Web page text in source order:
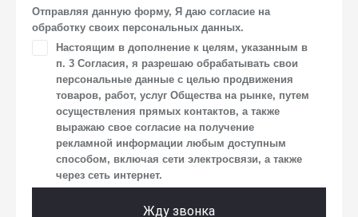
к автомобилю(-ям) и товарам/услугам, IP-адреса, сведений
об устройстве, операционной системы устройства
и модели мобильного телефона посетителя сайта,
уникального идентификатора посетителя сайта,
предпочтительного времени и способа для контакта,
истории контактов.
2. Под обработкой персональных данных понимаются
следующие действия: сбор, запись, систематизация,
накопление, хранение, уточнение (обновление,
изменение), извлечение, использование, передача
(предоставление, доступ), блокирование, удаление,
уничтожение персональных данных. Общество
обрабатывает персональные данные с использованием
средств автоматизации.
Отправляя данную форму, Я даю согласие на
обработку своих персональных данных.
Настоящим в дополнение к целям, указанным в
п. 3 Согласия, я разрешаю обрабатывать свои
персональные данные с целью продвижения
товаров, работ, услуг Общества на рынке, путем
осуществления прямых контактов, а также
выражаю свое согласие на получение
рекламной информации любым доступным
способом, включая сети электросвязи, а также
через сеть интернет.
Жду звонка